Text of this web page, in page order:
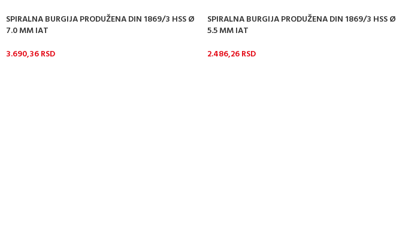
SPIRALNA BURGIJA PRODUŽENA DIN 1869/3 HSS Ø
7.0 MM IAT
3.690,36RSD
SPIRALNA BURGIJA PRODUŽENA DIN 1869/3 HSS Ø
5.5 MM IAT
2.486,26RSD